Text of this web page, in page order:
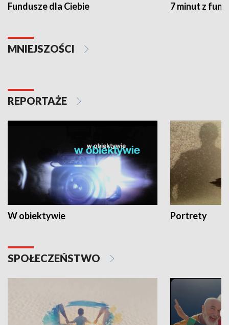
Fundusze dla Ciebie 7 minut z
MNIEJSZOŚCI
REPORTAŻE
W obiektywie Portrety
SPOŁECZEŃSTWO